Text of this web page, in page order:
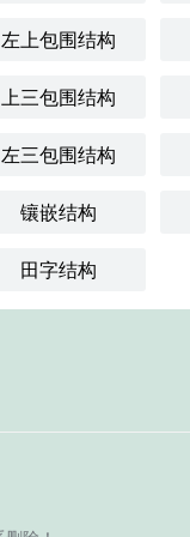
左上包围结构
上三包围结构
左三包围结构
镶嵌结构
田字结构